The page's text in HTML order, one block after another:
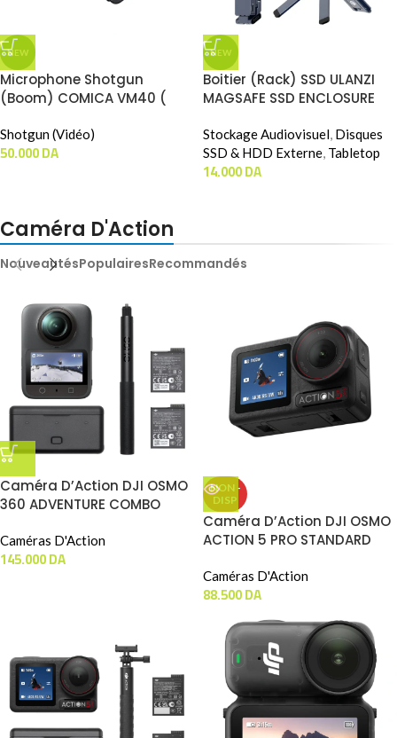
NEW
Microphone Shotgun
(Boom) COMICA VM40 (
Filaire )
Shotgun (Vidéo)
50.000DA
NEW
Boitier (Rack) SSD ULANZI
MAGSAFE SSD ENCLOSURE
Stockage Audiovisuel, Disques
SSD & HDD Externe, Tabletop
14.000DA
Caméra D'Action
NouveautésPopulairesRecommandés
Caméra D’Action DJI OSMO
360 ADVENTURE COMBO
Caméras D'Action
145.000DA
NON -
DISP
Caméra D’Action DJI OSMO
ACTION 5 PRO STANDARD
Caméras D'Action
88.500DA